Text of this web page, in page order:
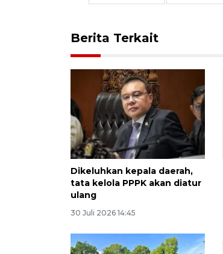
Berita Terkait
Dikeluhkan kepala daerah,
tata kelola PPPK akan diatur
ulang
30 Juli 2026 14:45